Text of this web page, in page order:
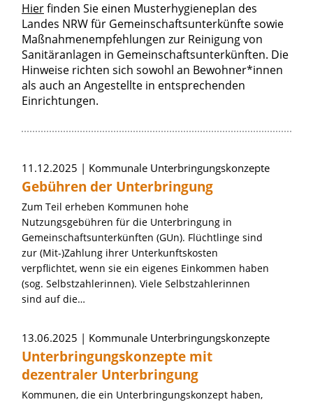
Hierfinden Sie einen Musterhygieneplan des
Landes NRW für Gemeinschaftsunterkünfte sowie
Maßnahmenempfehlungen zur Reinigung von
Sanitäranlagen in Gemeinschaftsunterkünften. Die
Hinweise richten sich sowohl an Bewohner*innen
als auch an Angestellte in entsprechenden
Einrichtungen.
11.12.2025 Kommunale Unterbringungskonzepte
Gebühren der Unterbringung
Zum Teil erheben Kommunen hohe
Nutzungsgebühren für die Unterbringung in
Gemeinschaftsunterkünften (GUn). Flüchtlinge sind
zur (Mit-)Zahlung ihrer Unterkunftskosten
verpflichtet, wenn sie ein eigenes Einkommen haben
(sog. Selbstzahlerinnen). Viele Selbstzahlerinnen
sind auf die…
13.06.2025 Kommunale Unterbringungskonzepte
Unterbringungskonzepte mit
dezentraler Unterbringung
Kommunen, die ein Unterbringungskonzept haben,